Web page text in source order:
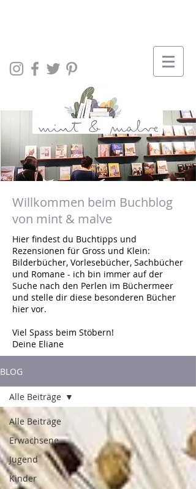
Willkommen beim Buchblog
von mint & malve
Hier findest du Buchtipps und
Rezensionen für Gross und Klein:
Bilderbücher, Vorlesebücher, Sachbücher
und Romane - ich bin immer auf der
Suche nach den Perlen im Büchermeer
und stelle dir diese besonderen Bücher
hier vor.
Viel Spass beim Stöbern!
Deine Eliane
BLOG
Alle Beiträge
Erwachsene
Jugend
Kinder
Alle Beiträge